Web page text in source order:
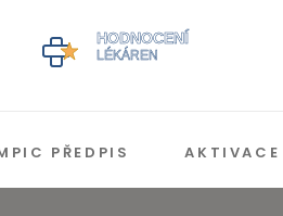
PŘEDPIS AKTIVACE